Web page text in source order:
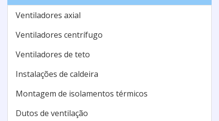
Ventiladores axial
Ventiladores centrífugo
Ventiladores de teto
Instalações de caldeira
Montagem de isolamentos térmicos
Dutos de ventilação